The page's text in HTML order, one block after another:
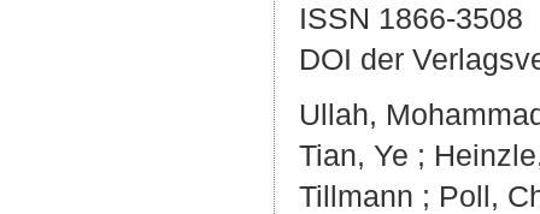
ISSN 1866-3508
DOI der
Ullah,
Tian, Ye ;
Tillmann ; Poll,